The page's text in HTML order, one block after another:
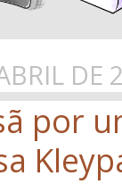
DE
por